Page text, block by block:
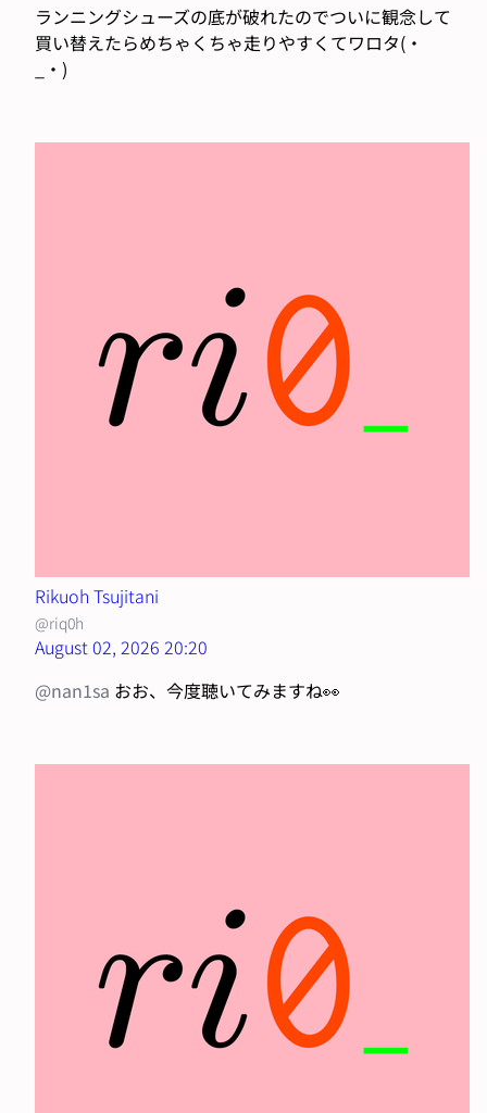
ランニングシューズの底が破れたのでついに観念して
買い替えたらめちゃくちゃ走りやすくてワロタ(・
_・)
Rikuoh Tsujitani
@riq0h
August 02, 2026 20:20
@nan1sa おお、今度聴いてみますね👀